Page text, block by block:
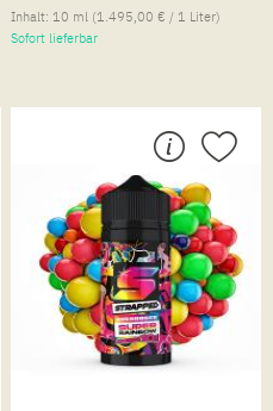
Inhalt: 10 ml (1.495,00 € / 1 Liter)
Sofort lieferbar